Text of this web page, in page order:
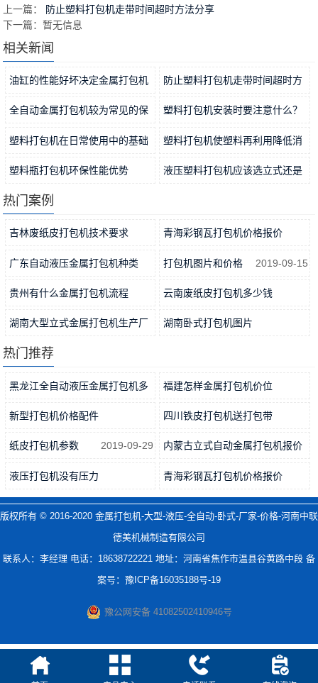
上一篇： 防止塑料打包机走带时间超时方法分享
下一篇：暂无信息
相关新闻
油缸的性能好坏决定金属打包机
稳定… 2021-11-15
防止塑料打包机走带时间超时方
法分… 2021-11-12
全自动金属打包机较为常见的保
养方… 2021-11-09
塑料打包机安装时要注意什么？
2021-11-06
塑料打包机在日常使用中的基础
工作… 2021-11-04
塑料打包机使塑料再利用降低消
耗 2021-11-01
塑料瓶打包机环保性能优势 液压塑料打包机应该选立式还是
热门案例
吉林废纸皮打包机技术要求
2019-04-22
青海彩钢瓦打包机价格报价
2019-04-09
广东自动液压金属打包机种类
2019-06-14
打包机图片和价格 2019-09-15
贵州有什么金属打包机流程
2019-05-05
云南废纸皮打包机多少钱
湖南大型立式金属打包机生产厂
家
湖南卧式打包机图片
热门推荐
黑龙江全自动液压金属打包机多
少钱…
福建怎样金属打包机价位
2019-05-14
新型打包机价格配件
2019-08-28
四川铁皮打包机送打包带
2019-04-09
纸皮打包机参数 2019-09-29 内蒙古立式自动金属打包机报价
2019-05-22
液压打包机没有压力
2019-11-01
青海彩钢瓦打包机价格报价
2019-04-09
版权所有 © 2016-2020 金属打包机-大型-液压-全自动-卧式-厂家-价格-河南中联
德美机械制造有限公司
联系人：李经理 电话：18638722221 地址：河南省焦作市温县谷黄路中段 备
案号： 豫ICP备16035188号-19
豫公网安备 41082502410946号